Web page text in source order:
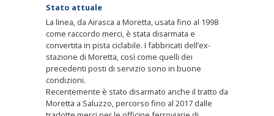
Stato attuale
La linea, da Airasca a Moretta, usata fino al 1998
come raccordo merci, è stata disarmata e
convertita in pista ciclabile. I fabbricati dell’ex-
stazione di Moretta, così come quelli dei
precedenti posti di servizio sono in buone
condizioni.
Recentemente è stato disarmato anche il tratto da
Moretta a Saluzzo, percorso fino al 2017 dalle